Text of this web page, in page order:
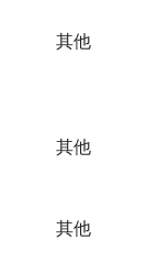
其他
其他
其他